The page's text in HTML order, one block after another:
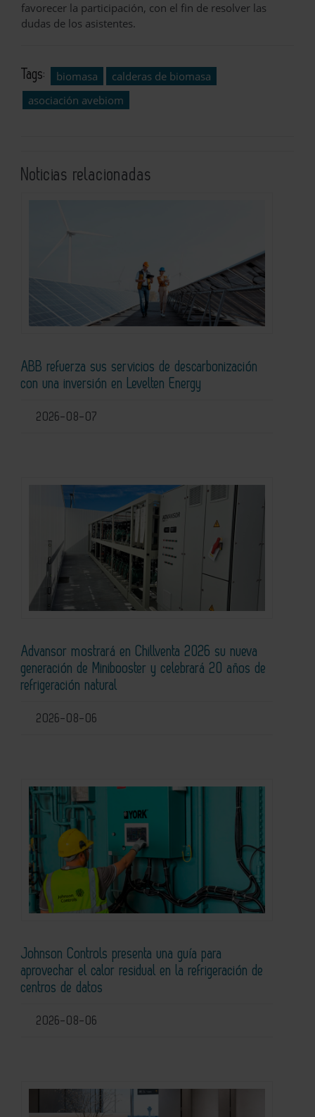
favorecer la participación, con el fin de resolver las
dudas de los asistentes.
Tags: biomasa
calderas de biomasa
asociación avebiom
Noticias relacionadas
ABB refuerza sus servicios de descarbonización
con una inversión en Levelten Energy
2026-08-07
Advansor mostrará en Chillventa 2026 su nueva
generación de Minibooster y celebrará 20 años de
refrigeración natural
2026-08-06
Johnson Controls presenta una guía para
aprovechar el calor residual en la refrigeración de
centros de datos
2026-08-06